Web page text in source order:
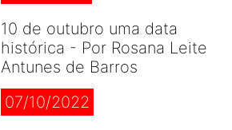
10 de outubro uma data
histórica - Por Rosana Leite
Antunes de Barros
07/10/2022